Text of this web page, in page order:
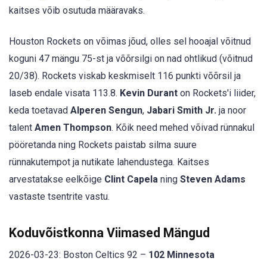
kaitses võib osutuda määravaks.
Houston Rockets on võimas jõud, olles sel hooajal võitnud
koguni 47 mängu 75-st ja võõrsilgi on nad ohtlikud (võitnud
20/38). Rockets viskab keskmiselt 116 punkti võõrsil ja
laseb endale visata 113.8. Kevin Durant on Rockets'i liider,
keda toetavad Alperen Sengun, Jabari Smith Jr. ja noor
talent Amen Thompson. Kõik need mehed võivad rünnakul
pööretanda ning Rockets paistab silma suure
rünnakutempot ja nutikate lahendustega. Kaitses
arvestatakse eelkõige Clint Capela ning Steven Adams
vastaste tsentrite vastu.
Koduvõistkonna Viimased Mängud
2026-03-23: Boston Celtics 92 – 102 Minnesota